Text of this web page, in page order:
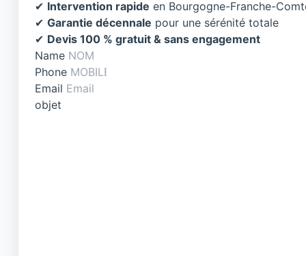
✔ Intervention rapide en Bourgogne-Franche-
✔Garantie décennale pour une sérénité totale
✔ Devis 100 % gratuit & sans engagement
Name
Phone
Email
objet